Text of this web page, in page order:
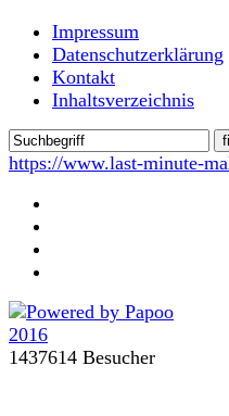
Impressum
Datenschutzerklärung
Kontakt
Inhaltsverzeichnis
https://www.last-minute-
1437614 Besucher